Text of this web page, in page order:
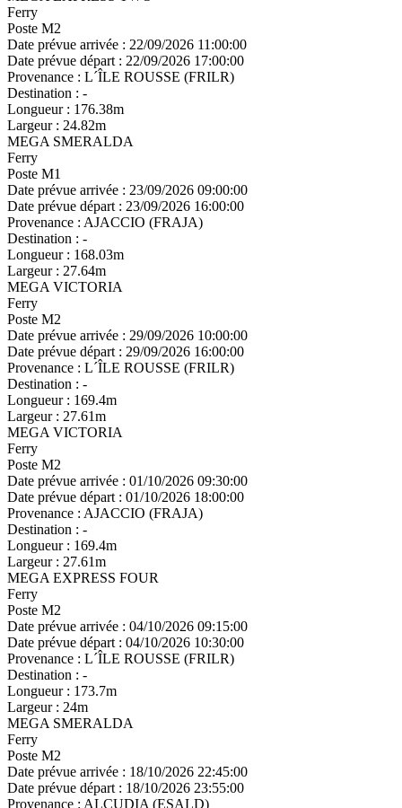
Ferry
Poste M2
Date prévue arrivée : 22/09/2026 11:00:00
Date prévue départ : 22/09/2026 17:00:00
Provenance : L´ÎLE ROUSSE (FRILR)
Destination : -
Longueur : 176.38m
Largeur : 24.82m
MEGA SMERALDA
Ferry
Poste M1
Date prévue arrivée : 23/09/2026 09:00:00
Date prévue départ : 23/09/2026 16:00:00
Provenance : AJACCIO (FRAJA)
Destination : -
Longueur : 168.03m
Largeur : 27.64m
MEGA VICTORIA
Ferry
Poste M2
Date prévue arrivée : 29/09/2026 10:00:00
Date prévue départ : 29/09/2026 16:00:00
Provenance : L´ÎLE ROUSSE (FRILR)
Destination : -
Longueur : 169.4m
Largeur : 27.61m
MEGA VICTORIA
Ferry
Poste M2
Date prévue arrivée : 01/10/2026 09:30:00
Date prévue départ : 01/10/2026 18:00:00
Provenance : AJACCIO (FRAJA)
Destination : -
Longueur : 169.4m
Largeur : 27.61m
MEGA EXPRESS FOUR
Ferry
Poste M2
Date prévue arrivée : 04/10/2026 09:15:00
Date prévue départ : 04/10/2026 10:30:00
Provenance : L´ÎLE ROUSSE (FRILR)
Destination : -
Longueur : 173.7m
Largeur : 24m
MEGA SMERALDA
Ferry
Poste M2
Date prévue arrivée : 18/10/2026 22:45:00
Date prévue départ : 18/10/2026 23:55:00
Provenance : ALCUDIA (ESALD)